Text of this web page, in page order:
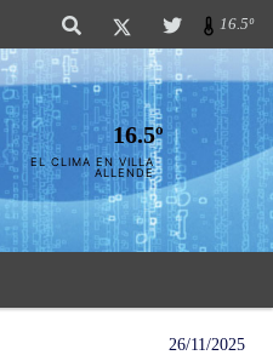
16.5º
16.5º
EL CLIMA EN VILLA
ALLENDE
26/11/2025